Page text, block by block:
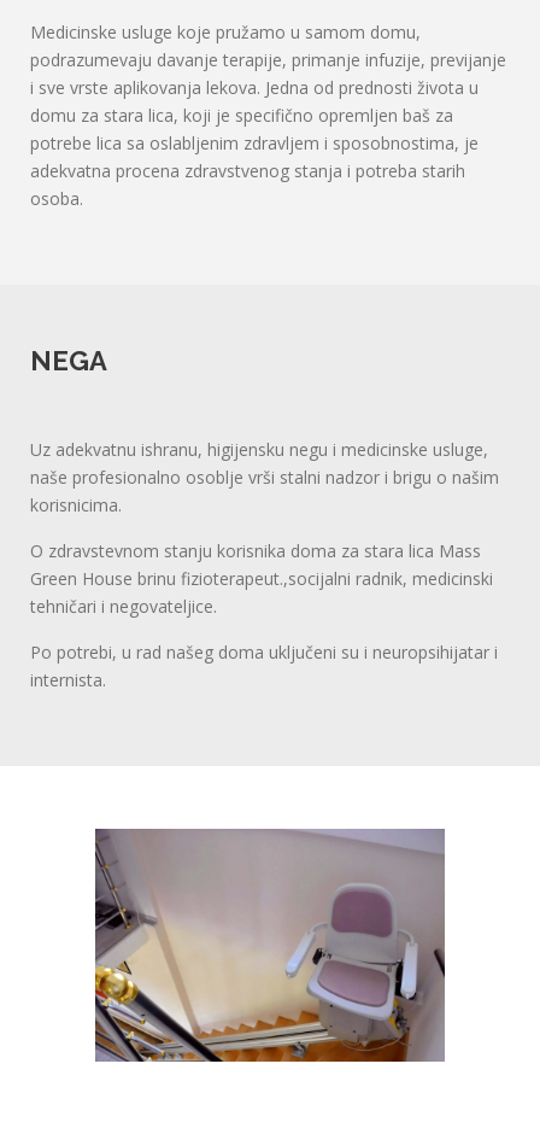
Medicinske usluge koje pružamo u samom domu,
podrazumevaju davanje terapije, primanje infuzije, previjanje
i sve vrste aplikovanja lekova. Jedna od prednosti života u
domu za stara lica, koji je specifično opremljen baš za
potrebe lica sa oslabljenim zdravljem i sposobnostima, je
adekvatna procena zdravstvenog stanja i potreba starih
osoba.
NEGA
Uz adekvatnu ishranu, higijensku negu i medicinske usluge,
naše profesionalno osoblje vrši stalni nadzor i brigu o našim
korisnicima.
O zdravstevnom stanju korisnika doma za stara lica Mass
Green House brinu fizioterapeut.,socijalni radnik, medicinski
tehničari i negovateljice.
Po potrebi, u rad našeg doma uključeni su i neuropsihijatar i
internista.